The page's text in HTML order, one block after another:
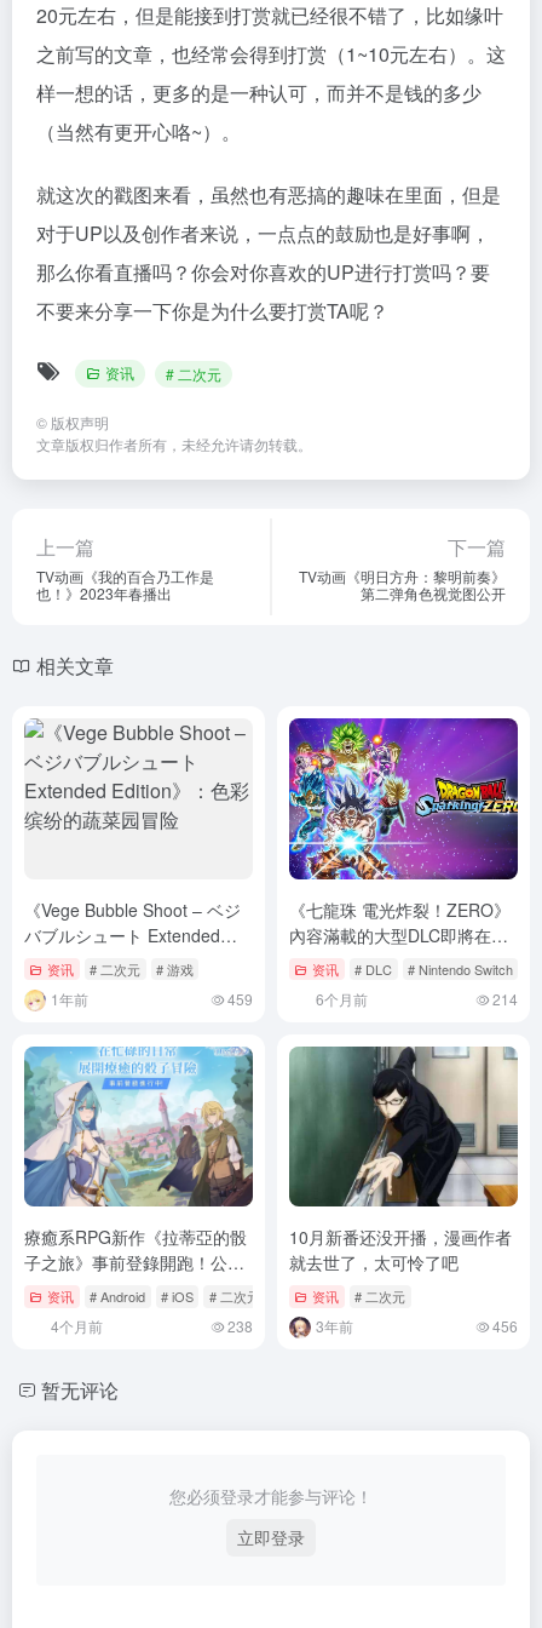
20元左右，但是能接到打赏就已经很不错了，比如缘叶
之前写的文章，也经常会得到打赏（1~10元左右）。这
样一想的话，更多的是一种认可，而并不是钱的多少
（当然有更开心咯~）。
就这次的戳图来看，虽然也有恶搞的趣味在里面，但是
对于UP以及创作者来说，一点点的鼓励也是好事啊，
那么你看直播吗？你会对你喜欢的UP进行打赏吗？要
不要来分享一下你是为什么要打赏TA呢？
资讯 # 二次元
© 版权声明
文章版权归作者所有，未经允许请勿转载。
上一篇
TV动画《我的百合乃工作是
也！》2023年春播出
下一篇
TV动画《明日方舟：黎明前奏》
第二弹角色视觉图公开
相关文章
《Vege Bubble Shoot – ベジ
バブルシュート Extended
Edition》：色彩缤纷的蔬菜园
冒险
资讯 # 二次元 # 游戏
1年前 459
《七龍珠 電光炸裂！ZERO》
內容滿載的大型DLC即將在
2026年夏天發售！
资讯 # DLC # Nintendo Switch
6个月前 214
療癒系RPG新作《拉蒂亞的骰
子之旅》事前登錄開跑！公開
上線日期及主題PV
资讯 # Android # iOS # 二次元
4个月前 238
10月新番还没开播，漫画作者
就去世了，太可怜了吧
资讯 # 二次元
3年前 456
暂无评论
您必须登录才能参与评论！
立即登录